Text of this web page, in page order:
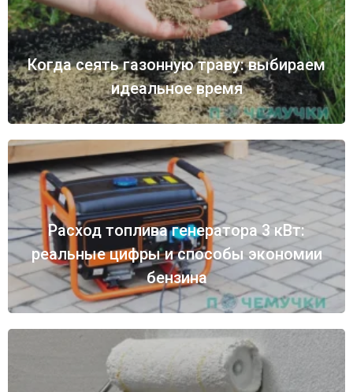
Когда сеять газонную траву: выбираем
идеальное время
Расход топлива генератора 3 кВт:
реальные цифры и способы экономии
бензина